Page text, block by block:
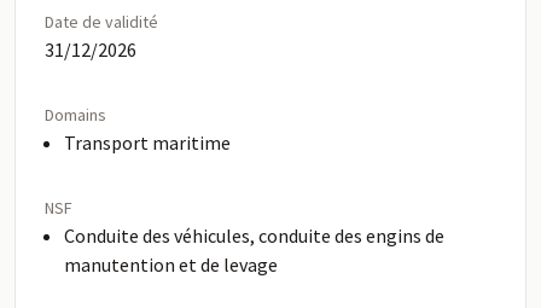
Date de validité
31/12/2026
Domains
Transport maritime
NSF
Conduite des véhicules, conduite des engins de
manutention et de levage